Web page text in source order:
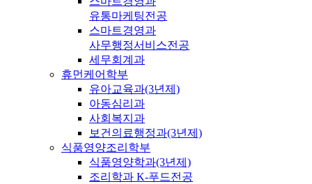
유통마케팅전공
스마트경영과
사무행정서비스전공
세무회계과
휴먼케어학부
유아교육과(3년제)
아동심리과
사회복지과
보건의료행정과(3년제)
식품영양조리학부
식품영양학과(3년제)
조리학과 K-푸드전공